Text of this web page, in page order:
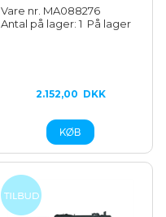
Vare nr. MA088276
Antal på lager: 1 På lager
2.152,00 DKK